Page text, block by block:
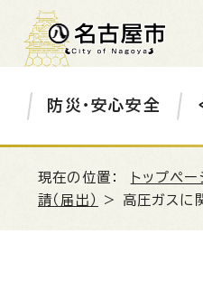
防災・安心安全
現在の位置： トップペー
請（届出）
> 高圧ガスに